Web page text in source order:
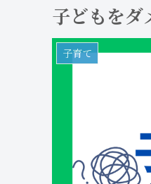
子どもをダ
子育て